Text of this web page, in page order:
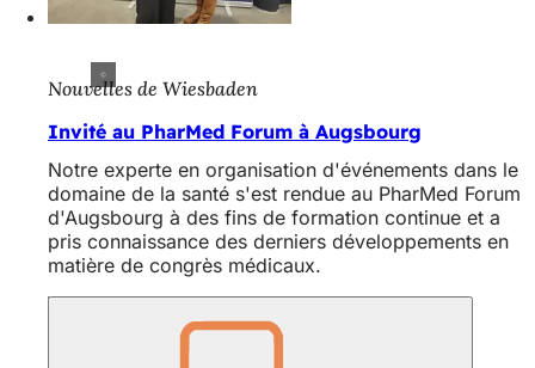
Nouvelles de Wiesbaden
Invité au PharMed Forum à Augsbourg
Notre experte en organisation d'événements dans le
domaine de la santé s'est rendue au PharMed Forum
d'Augsbourg à des fins de formation continue et a
pris connaissance des derniers développements en
matière de congrès médicaux.